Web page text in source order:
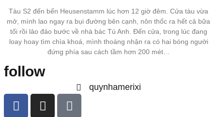
Tàu S2 đến bến Heusenstamm lúc hơn 12 giờ đêm. Cửa tàu vừa
mở, mình lao ngay ra bụi đường bên cạnh, nôn thốc ra hết cả bữa
tối rồi lảo đảo bước về nhà bác Tú Anh. Đến cửa, trong lúc đang
loay hoay tìm chìa khoá, mình thoáng nhận ra có hai bóng người
đứng phía sau cách tầm hơn 200 mét…
follow
quynhamerixi